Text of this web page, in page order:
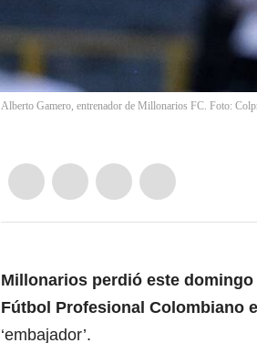
Alberto Gamero, entrenador de Millonarios FC. Foto:
Millonarios perdió este
Fútbol Profesional Colombiano
‘embajador’.